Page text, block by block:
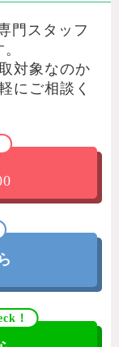
門スタッフ
対象なのか
にご相談く
！